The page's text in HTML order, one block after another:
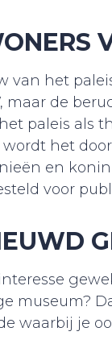
van het
maar de
paleis als
wordt het
en
voor
museum?
waarbij je